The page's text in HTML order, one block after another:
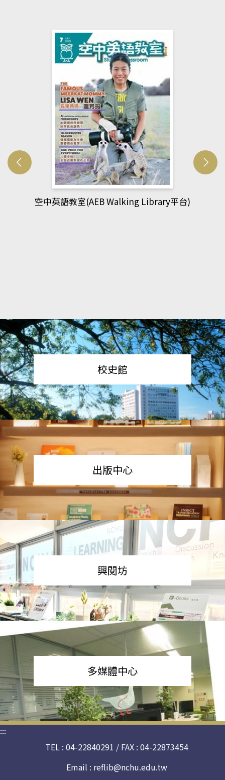
網管人(kono平台)
校史館
出版中心
興閱坊
多媒體中心
:::
TEL : 04-22840291 / FAX : 04-22873454
Email : reflib@nchu.edu.tw